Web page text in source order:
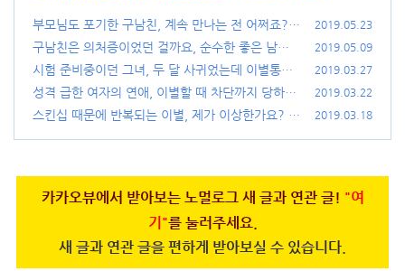
부모님도 포기한 구남친, 계속 만나는 전 어쩌죠?
(32)
2019.05.23
구남친은 의처증이었던 걸까요, 순수한 좋은 남자
였던 걸까요.
(32)
2019.05.09
시험 준비중이던 그녀, 두 달 사귀었는데 이별통보
를 하네요.
(20)
2019.03.27
성격 급한 여자의 연애, 이별할 때 차단까지 당하는
이유는?
(30)
2019.03.22
스킨십 때문에 반복되는 이별, 제가 이상한가요?
(3
2019.03.18
카카오뷰에서 받아보는 노멀로그 새 글과 연관 글! "여
기"를 눌러주세요.
새 글과 연관 글을 편하게 받아보실 수 있습니다.